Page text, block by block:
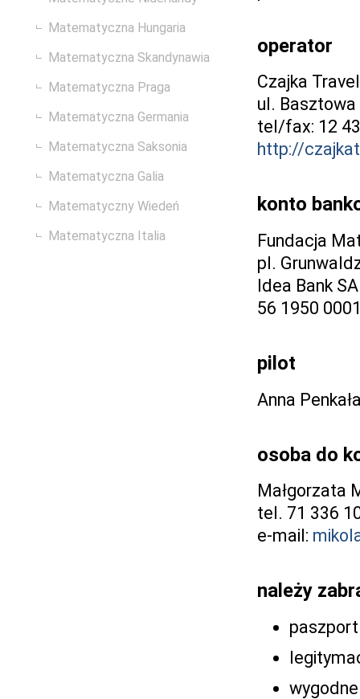
Matematyczna Hungaria
Matematyczna Skandynawia
Matematyczna Praga
Matematyczna Germania
Matematyczna Saksonia
Matematyczna Galia
Matematyczny Wiedeń
Matematyczna Italia
operator
Czajka Travel
ul.
tel/fax: 12
http://
konto
Fundacja
pl.
Idea Bank SA
56 1950
pilot
Anna
osoba do
Małgorzata
tel. 71 336
e-mail:
należy
paszport